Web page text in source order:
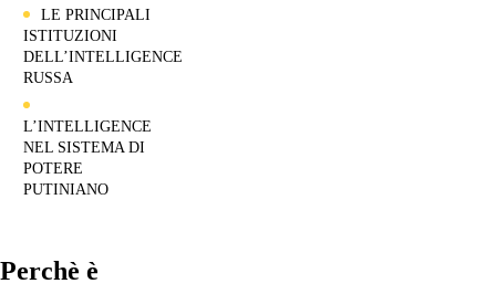
LE PRINCIPALI
ISTITUZIONI
DELL’INTELLIGENCE
RUSSA
L’INTELLIGENCE
NEL SISTEMA DI
POTERE
PUTINIANO
Perchè è